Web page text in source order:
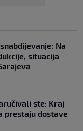
Na
situacija
ste: Kraj
prestaju dostave